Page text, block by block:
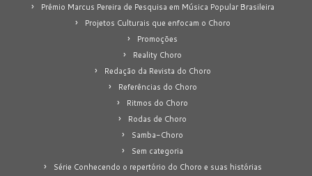
Prêmio Marcus Pereira de Pesquisa em Música Popular Brasileira
Projetos Culturais que enfocam o Choro
Promoções
Reality Choro
Redação da Revista do Choro
Referências do Choro
Ritmos do Choro
Rodas de Choro
Samba-Choro
Sem categoria
Série Conhecendo o repertório do Choro e suas histórias